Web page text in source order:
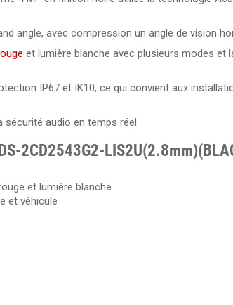
Câble RJ45 Cat.5 UTP 305 mètres Dahua
angle, avec compression un angle de vision
et lumière blanche avec plusieurs modes et
IP67 et IK10, ce qui convient aux
sécurité audio en temps réel.
2CD2543G2-
et lumière blanche
et véhicule